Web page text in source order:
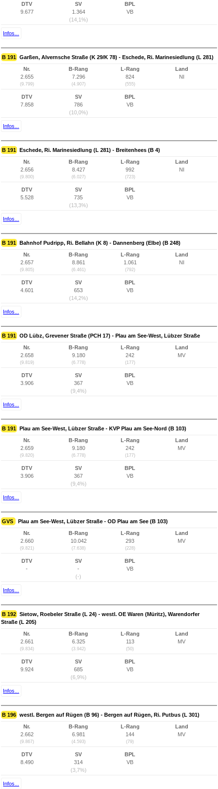
DTV
9.677
SV
1.364
(14,1%)
BPL
VB
Infos...
B 191 Garßen, Alvernsche Straße (K 29/K 78) - Eschede, Ri. Marinesiedlung (L 281)
Nr.
2.655
(9.799)
B-Rang
7.296
(4.907)
L-Rang
824
(555)
Land
NI
DTV
7.858
SV
786
(10,0%)
BPL
VB
Infos...
B 191 Eschede, Ri. Marinesiedlung (L 281) - Breitenhees (B 4)
Nr.
2.656
(9.800)
B-Rang
8.427
(6.027)
L-Rang
992
(723)
Land
NI
DTV
5.528
SV
735
(13,3%)
BPL
VB
Infos...
B 191 Bahnhof Pudripp, Ri. Bellahn (K 8) - Dannenberg (Elbe) (B 248)
Nr.
2.657
(9.805)
B-Rang
8.861
(6.461)
L-Rang
1.061
(792)
Land
NI
DTV
4.601
SV
653
(14,2%)
BPL
VB
Infos...
B 191 OD Lübz, Grevener Straße (PCH 17) - Plau am See-West, Lübzer Straße
Nr.
2.658
(9.819)
B-Rang
9.180
(6.778)
L-Rang
242
(177)
Land
MV
DTV
3.906
SV
367
(9,4%)
BPL
VB
Infos...
B 191 Plau am See-West, Lübzer Straße - KVP Plau am See-Nord (B 103)
Nr.
2.659
(9.820)
B-Rang
9.180
(6.778)
L-Rang
242
(177)
Land
MV
DTV
3.906
SV
367
(9,4%)
BPL
VB
Infos...
GVS Plau am See-West, Lübzer Straße - OD Plau am See (B 103)
Nr.
2.660
(9.821)
B-Rang
10.042
(7.638)
L-Rang
293
(228)
Land
MV
DTV
-
SV
-
(-)
BPL
VB
Infos...
B 192 Sietow, Roebeler Straße (L 24) - westl. OE Waren (Müritz), Warendorfer
Straße (L 205)
Nr.
2.661
(9.834)
B-Rang
6.325
(3.942)
L-Rang
113
(50)
Land
MV
DTV
9.924
SV
685
(6,9%)
BPL
VB
Infos...
B 196 westl. Bergen auf Rügen (B 96) - Bergen auf Rügen, Ri. Putbus (L 301)
Nr.
2.662
(9.867)
B-Rang
6.981
(4.593)
L-Rang
144
(79)
Land
MV
DTV
8.490
SV
314
(3,7%)
BPL
VB
Infos...